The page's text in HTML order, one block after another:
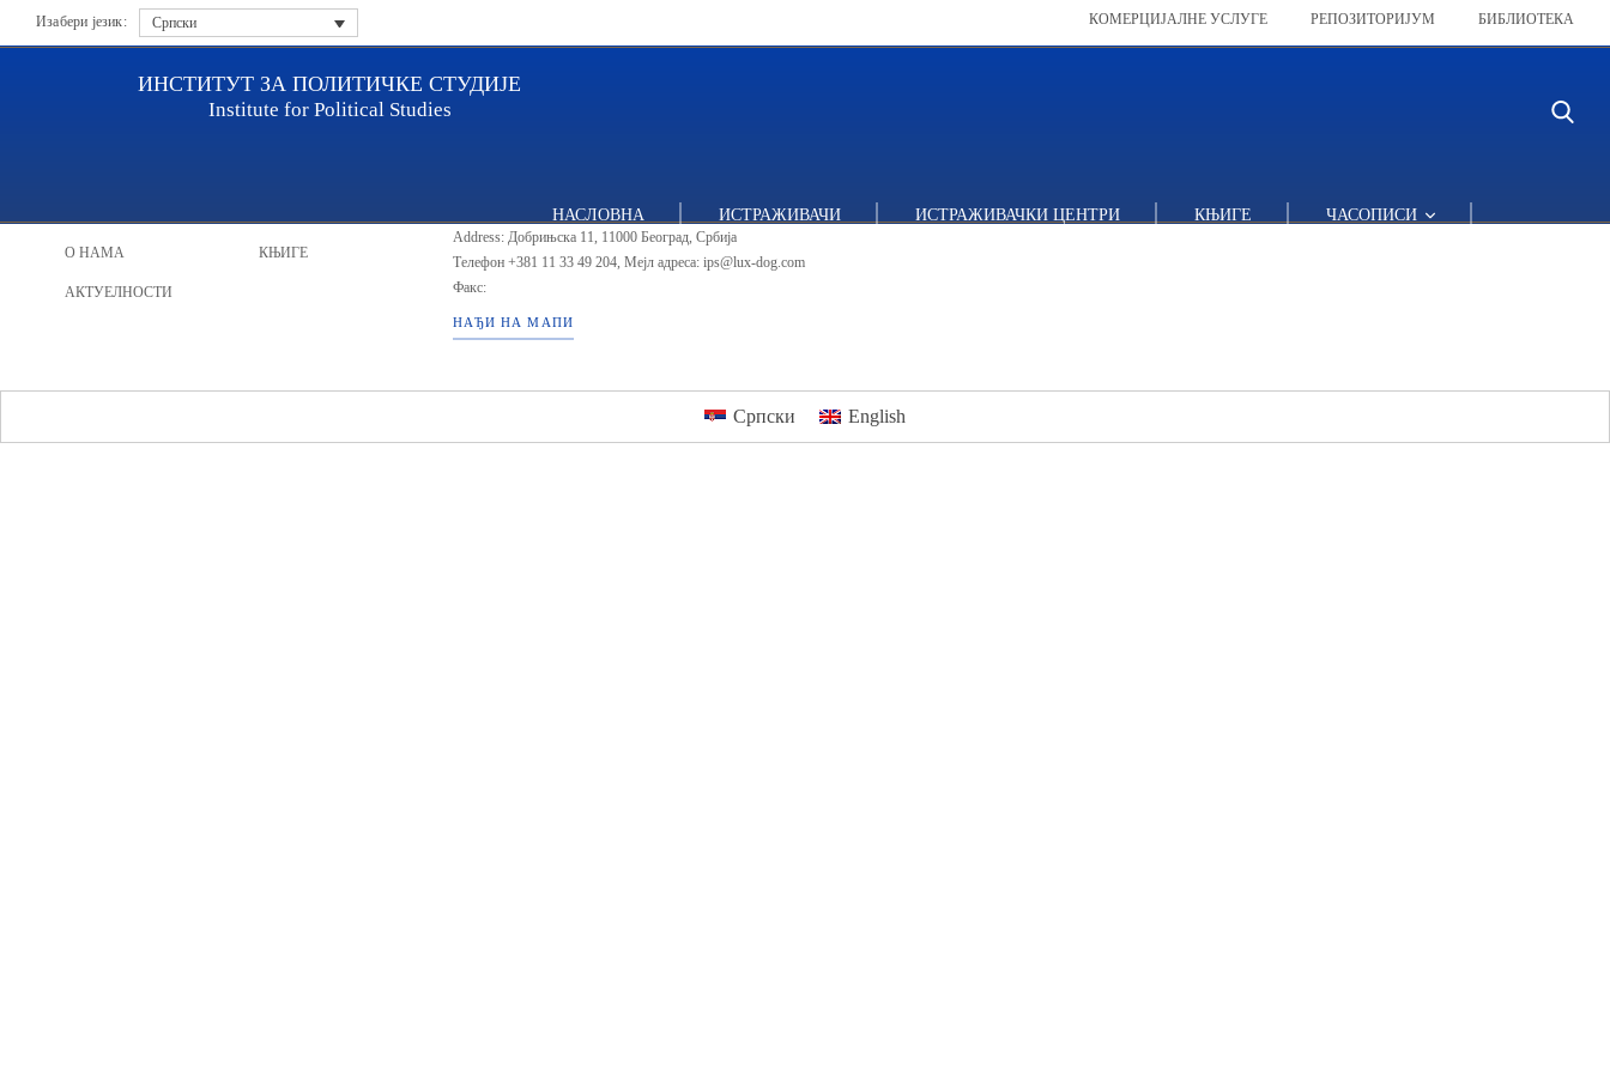
Изабери језик: Српски КОМЕРЦИЈАЛНЕ УСЛУГЕ РЕПОЗИТОРИЈУМ БИБЛИОТЕКА
ИНСТИТУТ ЗА ПОЛИТИЧКЕ СТУДИЈЕ
Institute for Political Studies
НАСЛОВНА ИСТРАЖИВАЧИ ИСТРАЖИВАЧКИ ЦЕНТРИ КЊИГЕ ЧАСОПИСИ
О НАМА
АКТУЕЛНОСТИ
КЊИГЕ
ИПС - Институт за политичке студије
Address: Добрињска 11, 11000 Београд, Србија
Телефон +381 11 33 49 204, Мејл адреса: ips@lux-dog.com
Факс:
НАЂИ НА МАПИ
Српски English